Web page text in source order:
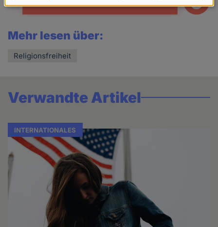
Mehr lesen über:
Religionsfreiheit
Verwandte Artikel
INTERNATIONALES
Daten
Cookies